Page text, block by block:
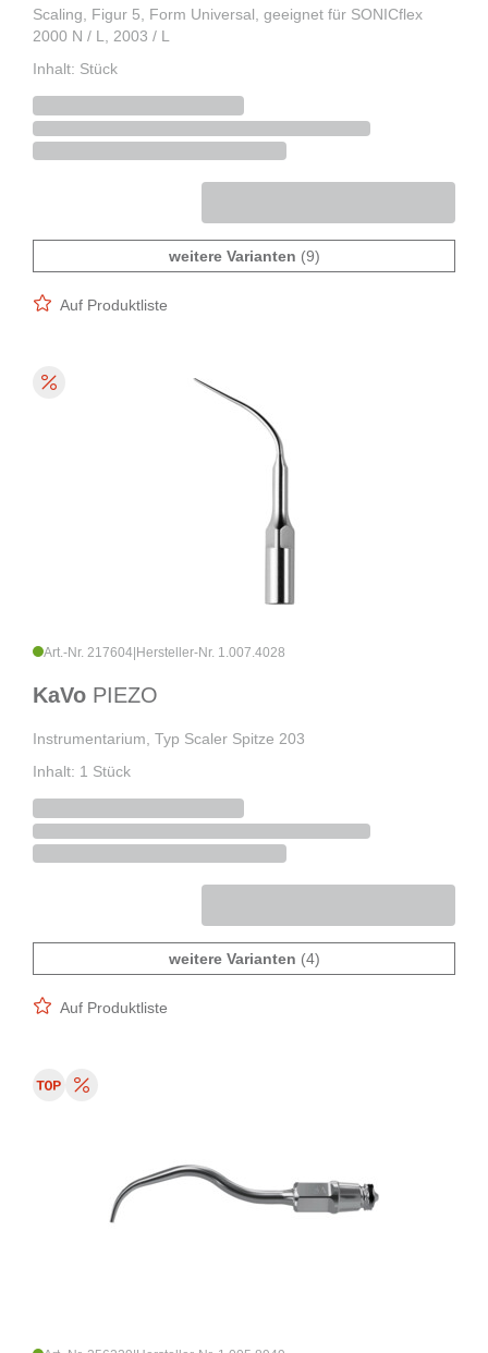
Scaling, Figur 5, Form Universal, geeignet für SONICflex
2000 N / L, 2003 / L
Inhalt: Stück
weitere Varianten (9)
Auf Produktliste
Art.-Nr. 217604 Hersteller-Nr. 1.007.4028
KaVo PIEZO
Instrumentarium, Typ Scaler Spitze 203
Inhalt: 1 Stück
weitere Varianten (4)
Auf Produktliste